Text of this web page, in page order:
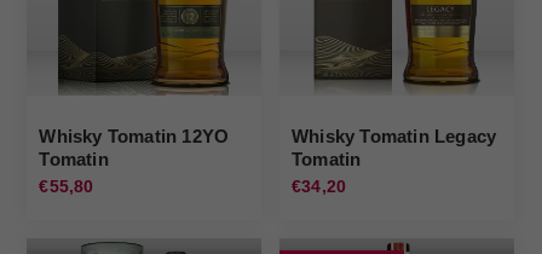
Whisky Tomatin 12YO
Tomatin
€55,80
Whisky Tomatin Legacy
Tomatin
€34,20